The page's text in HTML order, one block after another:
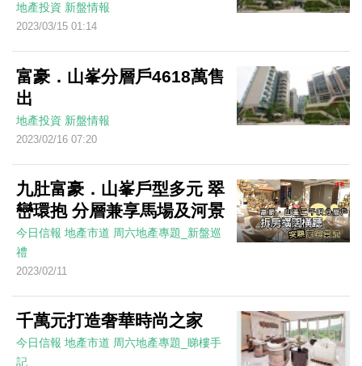
地產投資 新盤情報
2023/03/15 01:14
富豪．山峯分層戶4618萬售
出
地產投資 新盤情報
2023/02/16 07:20
九肚富豪．山峯戶型多元 翠
巒環抱 分層兼享馬場及河景
今日信報 地產市道 周六地產專題_新盤巡
禮
2023/02/11
千萬元打造奢華時尚之家
今日信報 地產市道 周六地產專題_睇樓手
記